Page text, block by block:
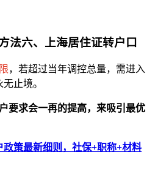
法六、上海居住证转户口
，若超过当年调控总量，需进入
止境。
要求会一再的提高，来吸引最优
政策最新细则，社保+职称+材料